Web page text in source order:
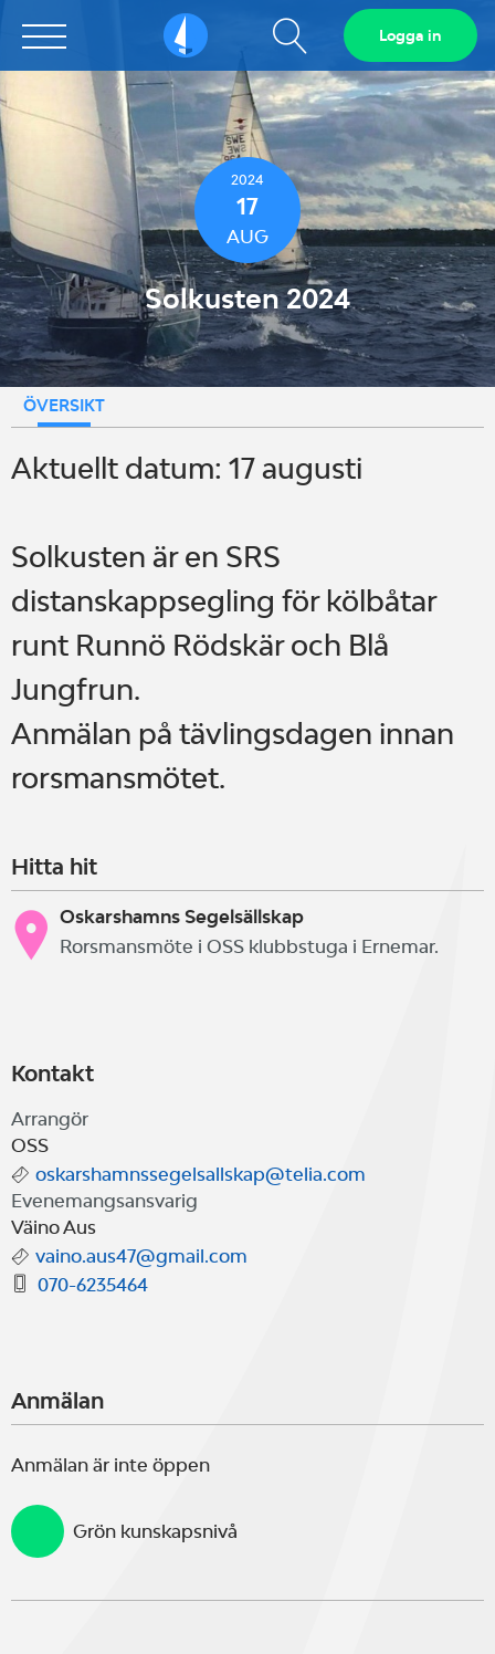
Sailarena Visa
sökfält
Logga in
2024
17
AUG
Solkusten 2024
ÖVERSIKT
Aktuellt datum: 17 augusti
Solkusten är en SRS
distanskappsegling för kölbåtar
runt Runnö Rödskär och Blå
Jungfrun.
Anmälan på tävlingsdagen innan
rorsmansmötet.
Hitta hit
Oskarshamns Segelsällskap
Rorsmansmöte i OSS klubbstuga i Ernemar.
Kontakt
Arrangör
OSS
oskarshamnssegelsallskap@telia.com
Evenemangsansvarig
Väino Aus
vaino.aus47@gmail.com
070-6235464
Anmälan
Anmälan är inte öppen
Grön kunskapsnivå